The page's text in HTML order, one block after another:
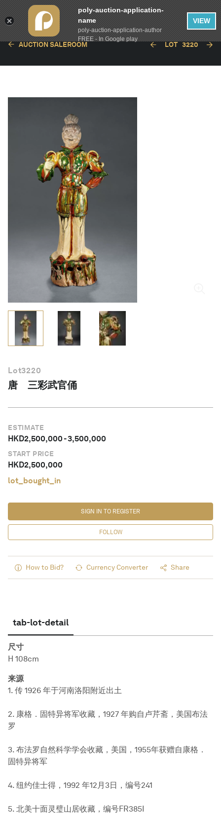
AUCTION SALEROOM LOT 3220
Lot3220
唐 三彩武官俑
ESTIMATE
HKD2,500,000-3,500,000
START PRICE
HKD2,500,000
lot_bought_in
FOLLOW
SIGN IN TO REGISTER
How to Bid? Currency Converter Share
tab-lot-detail
尺寸
H 108cm
来源
1. 传 1926 年于河南洛阳附近出土
2. 康格．固特异将军收藏，1927 年购自卢芹斋，美国布法
罗
3. 布法罗自然科学学会收藏，美国，1955年获赠自康格．
固特异将军
4. 纽约佳士得，1992 年12月3日，编号241
5. 北美十面灵璧山居收藏，编号FR385I
poly-auction-application-
name
poly-auction-application-author
FREE - In Google play
VIEW